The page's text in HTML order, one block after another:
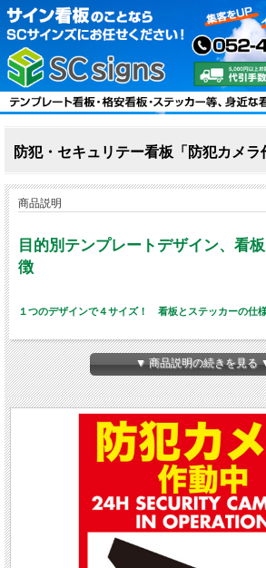
防犯・セキュリテー看板「防犯カメラ
商品説明
目的別テンプレートデザイン、看
徴
１つのデザインで４サイズ！ 看板とステッカーの仕様
仕上がりも安全、安心な５つのポイント。
▼ 商品説明の続きを見る